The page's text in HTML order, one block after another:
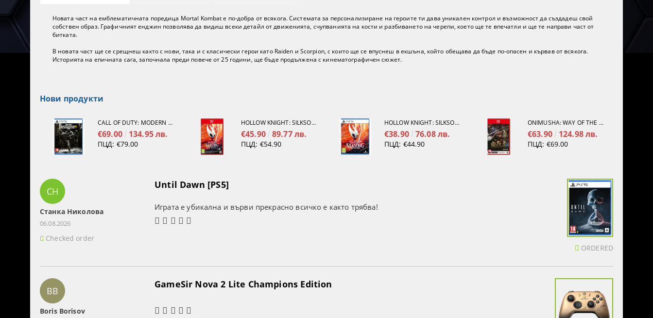
Новата част на емблематичната поредица Mortal Kombat е по-добра от всякога. Системата за персонализиране на героите ти дава уникален контрол и възможност да създадеш свой
собствен образ. Графичният енджин позволява да видиш всеки детайл от движенията, счупванията на кости и разбиването на черепи, което ще те впечатли и ще те направи част от
битката.
В новата част ще се срещнеш както с нови, така и с класически герои като Raiden и Scorpion, с които ще се впуснеш в екшъна, който обещава да бъде по-опасен и кървав от всякога.
Историята на епичната сага, започнала преди повече от 25 години, ще бъде продължена с кинематографичен сюжет.
Нови продукти
CALL OF DUTY: MODERN WARFARE 4[PS5]
€69.00 134.95 лв.
ПЦД: €79.00
HOLLOW KNIGHT: SILKSONG [NINTENDO SWITCH 2]
€45.90 89.77 лв.
ПЦД: €54.90
HOLLOW KNIGHT: SILKSONG [PS5]
€38.90 76.08 лв.
ПЦД: €44.90
ONIMUSHA: WAY OF THE SWORD [NINTENDO SWITCH 2]
€63.90 124.98 лв.
ПЦД: €69.00
СН
Станка Николова
06.08.2026
Checked order
Until Dawn [PS5]
Играта е убикална и върви прекрасно всичко е както трябва!
ORDERED
BB
Boris Borisov
GameSir Nova 2 Lite Champions Edition